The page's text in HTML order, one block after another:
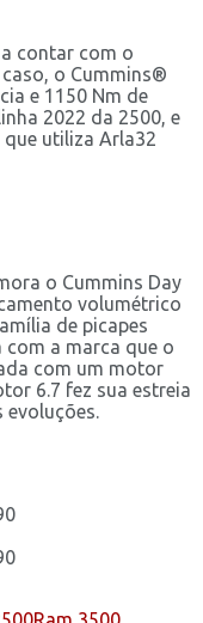
contar com o
o Cummins®
e 1150 Nm de
2022 da 2500, e
que utiliza Arla32
o Cummins Day
volumétrico
de picapes
com a marca que o
com um motor
6.7 fez sua estreia